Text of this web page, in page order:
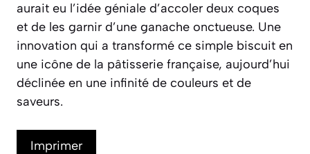
aurait eu l’idée géniale d’accoler deux coques
et de les garnir d’une ganache onctueuse. Une
innovation qui a transformé ce simple biscuit en
une icône de la pâtisserie française, aujourd’hui
déclinée en une infinité de couleurs et de
saveurs.
Imprimer